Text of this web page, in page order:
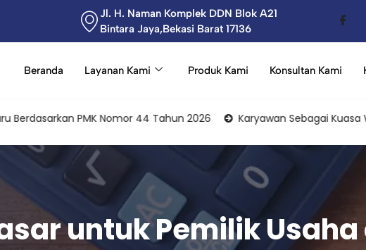
Jl. H. Naman Komplek DDN Blok A21
Bintara Jaya,Bekasi Barat 17136
Beranda Layanan Kami Produk Kami Konsultan Kami
PMK Nomor 44 Tahun 2026 Karyawan Sebagai Kuasa Wajib
untuk Pemilik